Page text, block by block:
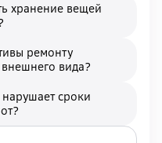
хранение вещей
ремонту
вида?
сроки